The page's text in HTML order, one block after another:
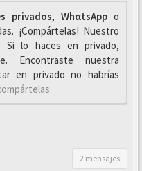
privados, WhαtsAppo
¡Compártelas! Nuestro
Si lo haces en privado,
Encontraste nuestra
en privado no habrías
2 mensajes